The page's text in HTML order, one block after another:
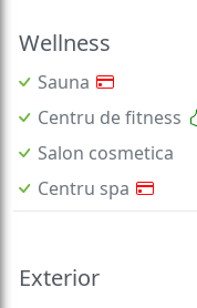
Sauna
Centru de fitness
Salon cosmetica
Centru spa
Gradina